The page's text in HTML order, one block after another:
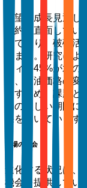
有望な成長見通
制約に直面して
壁であり、破砕
ります。研究に
ティの45%が水
に、原油価格の
らすため、課題
動の激しい期間
果を招いています。
市場の機会
進化する状況は、
機会を提供してい